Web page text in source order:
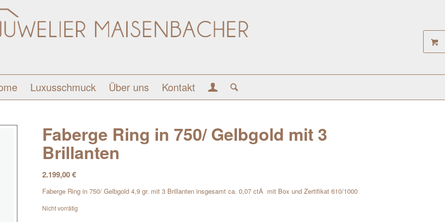
Luxusschmuck Über uns Kontakt
Faberge Ring in 750/ Gelbgold mit 3
Brillanten
2.199,00€
Faberge Ring in 750/ Gelbgold 4,9 gr. mit 3 Brillanten insgesamt ca. 0,07 ctÂ mit Box und Zertifikat 610/1000
Nicht vorrätig